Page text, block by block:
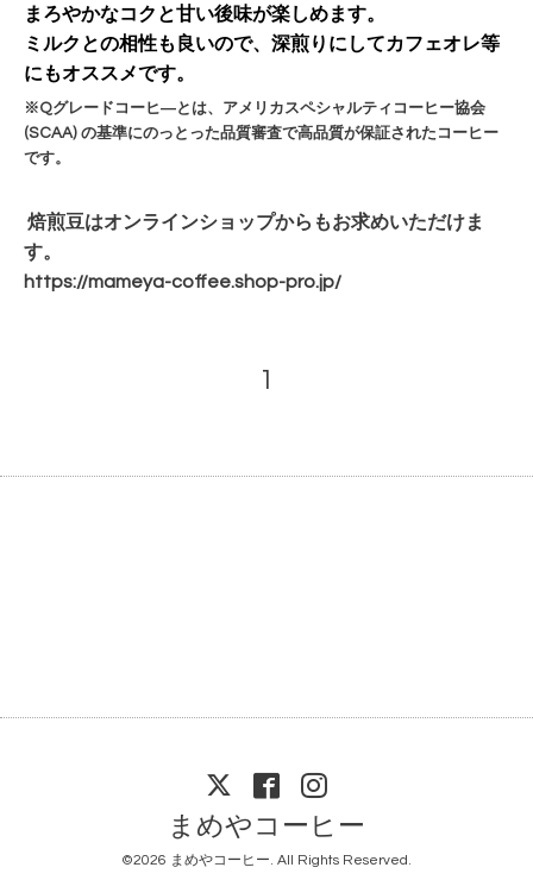
まろやかなコクと甘い後味が楽しめます。
ミルクとの相性も良いので、深煎りにしてカフェオレ等
にもオススメです。
※Qグレードコーヒ―とは、アメリカスペシャルティコーヒー協会
(SCAA) の基準にのっとった品質審査で高品質が保証されたコーヒー
です。
焙煎豆はオンラインショップからもお求めいただけま
す。
https://mameya-coffee.shop-pro.jp/
1
まめやコーヒー
©2026 まめやコーヒー. All Rights Reserved.